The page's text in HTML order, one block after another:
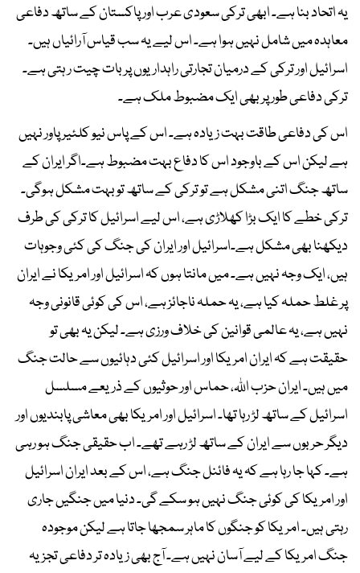
یہ اتحاد بنا ہے۔ ابھی ترکی سعودی عرب اور پاکستان کے ساتھ دفاعی
معاہدہ میں شامل نہیں ہوا ہے۔ اس لیے یہ سب قیاس آرائیاں ہیں۔
اسرائیل اور ترکی کے درمیان تجارتی راہداریوں پر بات چیت ر ہتی ہے۔
ترکی دفاعی طور پر بھی ایک مضبوط ملک ہے۔
اس کی دفاعی طاقت بہت زیادہ ہے۔ اس کے پاس نیو کلئیر پاور نہیں
ہے لیکن اس کے باوجود اس کا دفاع بہت مضبوط ہے۔اگر ایران کے
ساتھ جنگ اتنی مشکل ہے تو ترکی کے ساتھ تو بہت مشکل ہوگی۔
ترکی خطے کا ایک بڑا کھلاڑی ہے، اس لیے اسرائیل کا ترکی کی طرف
دیکھنا بھی مشکل ہے۔اسرائیل اور ایران کی جنگ کی کئی وجوہات
ہیں، ایک وجہ نہیں ہے۔ میں مانتا ہوں کہ اسرائیل اور امریکا نے ایران
پر غلط حملہ کیا ہے، یہ حملہ ناجائز ہے، اس کی کوئی قانونی وجہ
نہیں ہے، یہ عالمی قوانین کی خلاف ورزی ہے۔ لیکن یہ بھی تو
حقیقت ہے کہ ایران امریکا اور اسرائیل کئی دہائیوں سے حالت جنگ
میں ہیں۔ ایران حزب اللہ، حماس اور حوثیوں کے ذریعے مسلسل
اسرائیل کے ساتھ لڑ رہا تھا۔ اسرائیل اور امریکا بھی معاشی پابندیوں اور
دیگر حربوں سے ایران کے ساتھ لڑ رہے تھے۔ اب حقیقی جنگ ہو رہی
ہے۔ کہا جا رہا ہے کہ یہ فائنل جنگ ہے، اس کے بعد ایران اسرائیل
اور امریکا کی کوئی جنگ نہیں ہو سکے گی۔ دنیا میں جنگیں جاری
رہتی ہیں۔ امریکا کو جنگوں کا ماہر سمجھا جاتا ہے لیکن موجودہ
جنگ امریکا کے لیے آسان نہیں ہے۔ آج بھی زیادہ تر دفاعی تجزیہ